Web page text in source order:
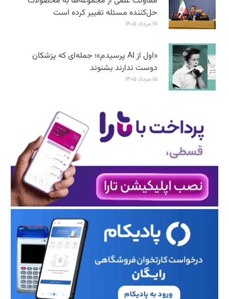
حل‌کننده مسئله تغییر کرده است
۱۷ مرداد ۱۴۰۵
«اول از AI پرسیدم»؛ جمله‌ای که پزشکان
دوست ندارند بشنوند
۱۵ مرداد ۱۴۰۵